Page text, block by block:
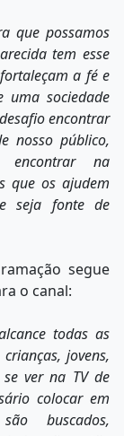
que possamos
tem esse
a fé e
uma sociedade
encontrar
nosso público,
encontrar na
que os ajudem
seja fonte de
segue
o canal:
todas as
jovens,
ver na TV de
colocar em
buscados,